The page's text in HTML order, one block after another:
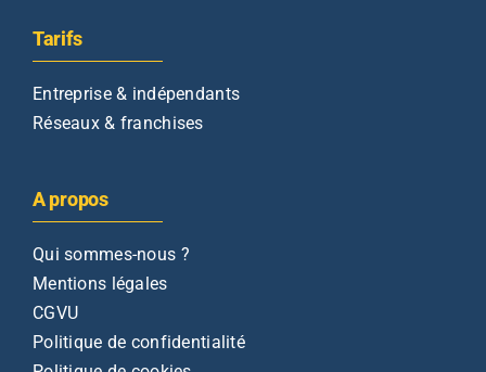
Tarifs
Entreprise & indépendants
Réseaux & franchises
A propos
Qui sommes-nous ?
Mentions légales
CGVU
Politique de confidentialité